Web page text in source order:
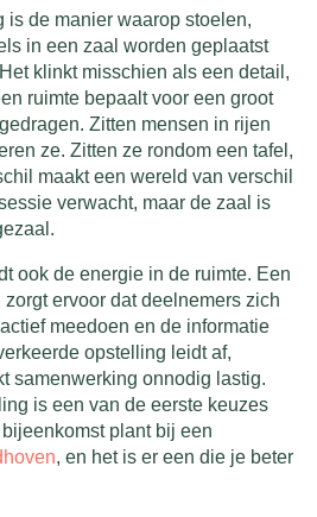
is de manier waarop stoelen,
in een zaal worden geplaatst
klinkt misschien als een detail,
ruimte bepaalt voor een groot
Zitten mensen in rijen
ze. Zitten ze rondom een tafel,
maakt een wereld van verschil
verwacht, maar de zaal is
ook de energie in de ruimte. Een
ervoor dat deelnemers zich
meedoen en de informatie
opstelling leidt af,
samenwerking onnodig lastig.
is een van de eerste keuzes
plant bij een
, en het is er een die je beter